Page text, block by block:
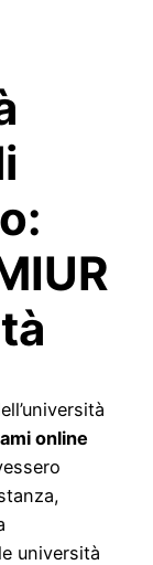
online
università